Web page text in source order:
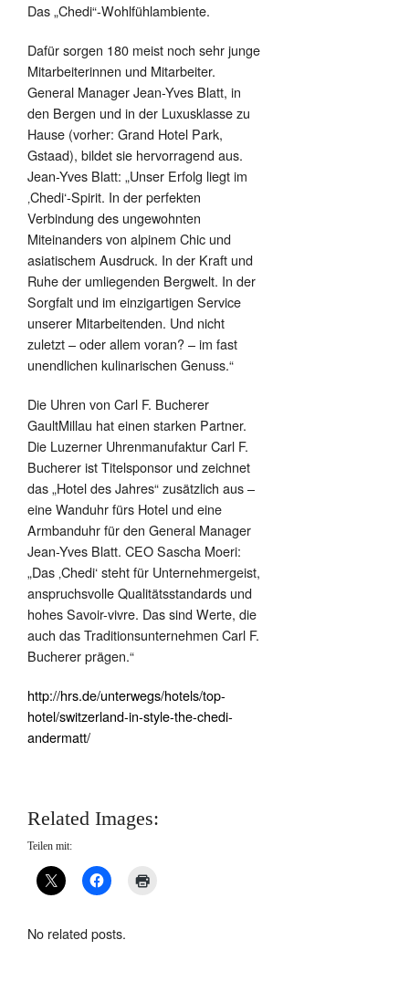
Das „Chedi“-Wohlfühlambiente.
Dafür sorgen 180 meist noch sehr junge
Mitarbeiterinnen und Mitarbeiter.
General Manager Jean-Yves Blatt, in
den Bergen und in der Luxusklasse zu
Hause (vorher: Grand Hotel Park,
Gstaad), bildet sie hervorragend aus.
Jean-Yves Blatt: „Unser Erfolg liegt im
‚Chedi‘-Spirit. In der perfekten
Verbindung des ungewohnten
Miteinanders von alpinem Chic und
asiatischem Ausdruck. In der Kraft und
Ruhe der umliegenden Bergwelt. In der
Sorgfalt und im einzigartigen Service
unserer Mitarbeitenden. Und nicht
zuletzt – oder allem voran? – im fast
unendlichen kulinarischen Genuss.“
Die Uhren von Carl F. Bucherer
GaultMillau hat einen starken Partner.
Die Luzerner Uhrenmanufaktur Carl F.
Bucherer ist Titelsponsor und zeichnet
das „Hotel des Jahres“ zusätzlich aus –
eine Wanduhr fürs Hotel und eine
Armbanduhr für den General Manager
Jean-Yves Blatt. CEO Sascha Moeri:
„Das ‚Chedi‘ steht für Unternehmergeist,
anspruchsvolle Qualitätsstandards und
hohes Savoir-vivre. Das sind Werte, die
auch das Traditionsunternehmen Carl F.
Bucherer prägen.“
http://hrs.de/unterwegs/hotels/top-
hotel/switzerland-in-style-the-chedi-
andermatt/
Related Images:
Teilen mit:
No related posts.